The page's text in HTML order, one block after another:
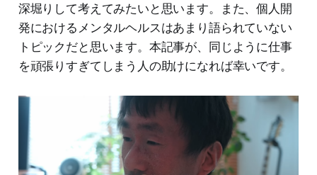
深堀りして考えてみたいと思います。また、個人開
発におけるメンタルヘルスはあまり語られていない
トピックだと思います。本記事が、同じように仕事
を頑張りすぎてしまう人の助けになれば幸いです。